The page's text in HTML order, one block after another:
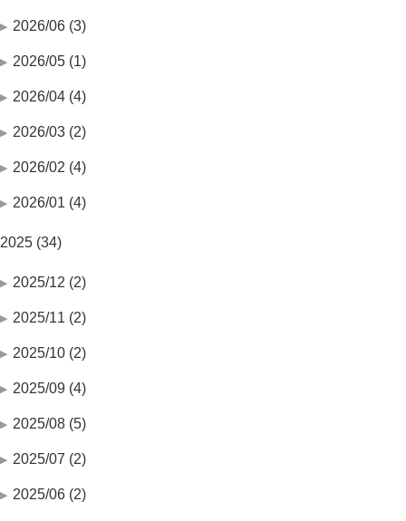
2026/06 (3)
2026/05 (1)
2026/04 (4)
2026/03 (2)
2026/02 (4)
2026/01 (4)
2025 (34)
2025/12 (2)
2025/11 (2)
2025/10 (2)
2025/09 (4)
2025/08 (5)
2025/07 (2)
2025/06 (2)